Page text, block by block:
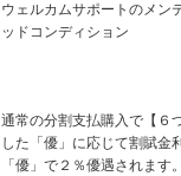
ウェルカムサポートのメン
ッドコンディション
通常の分割支払購入で【６
した「優」に応じて割賦金
「優」で２％優遇されます。